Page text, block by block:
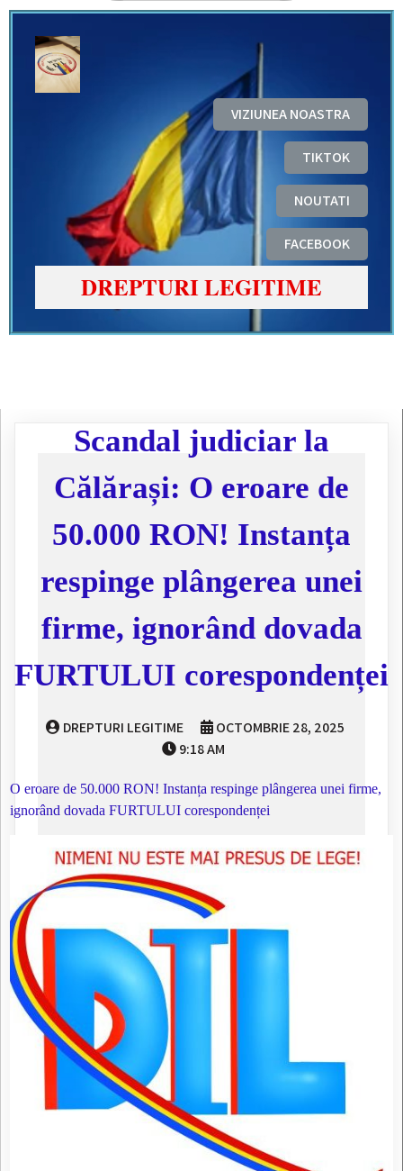
VIZIUNEA NOASTRA
TIKTOK
NOUTATI
FACEBOOK
DREPTURI LEGITIME
Scandal judiciar la
Călărași: O eroare de
50.000 RON! Instanța
respinge plângerea unei
firme, ignorând dovada
FURTULUI corespondenței
DREPTURI LEGITIME
OCTOMBRIE 28, 2025
9:18 AM
O eroare de 50.000 RON! Instanța respinge plângerea unei firme,
ignorând dovada FURTULUI corespondenței